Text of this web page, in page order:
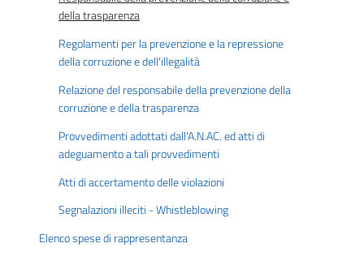
della trasparenza
Regolamenti per la prevenzione e la repressione
della corruzione e dell'illegalità
Relazione del responsabile della prevenzione della
corruzione e della trasparenza
Provvedimenti adottati dall'A.N.AC. ed atti di
adeguamento a tali provvedimenti
Atti di accertamento delle violazioni
Segnalazioni illeciti - Whistleblowing
Elenco spese di rappresentanza